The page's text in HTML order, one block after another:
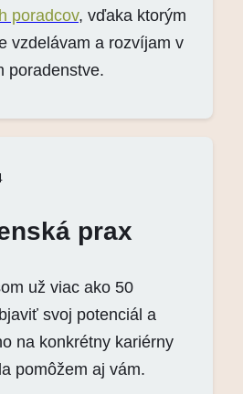
poradcov, vďaka ktorým
vzdelávam a rozvíjam v
poradenstve.
prax
už viac ako 50
svoj potenciál a
na konkrétny kariérny
pomôžem aj vám.